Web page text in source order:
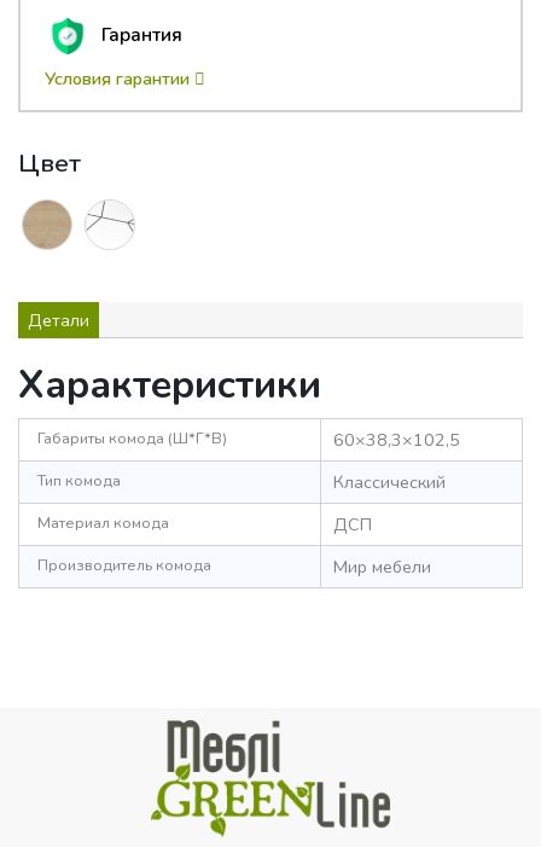
Гарантия
Условия гарантии
Цвет
Детали
Характеристики
Габариты комода (Ш*Г*В) 60×38,3×102,5
Тип комода Классический
Материал комода ДСП
Производитель комода Мир мебели